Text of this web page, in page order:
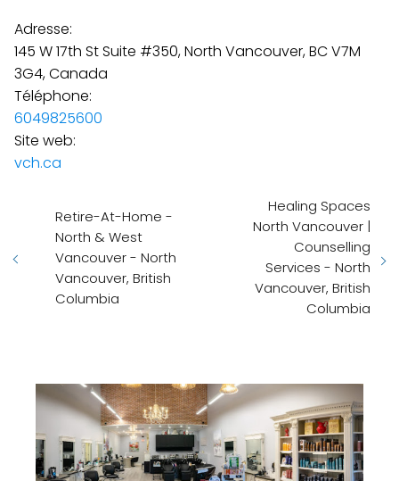
Adresse:
145 W 17th St Suite #350, North Vancouver, BC V7M
3G4, Canada
Téléphone:
6049825600
Site web:
vch.ca
Retire-At-Home -
North & West
Vancouver - North
Vancouver, British
Columbia
Healing Spaces
North Vancouver |
Counselling
Services - North
Vancouver, British
Columbia